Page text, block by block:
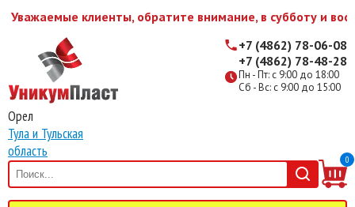
Уважаемые клиенты, обратите внимание, в субботу и
Орел
Тула и Тульская
область
Пн - Пт: с 9:00 до 18:00
Сб - Вс: с 9:00 до 15:00
+7 (4862) 78-06-08
+7 (4862) 78-48-28
0